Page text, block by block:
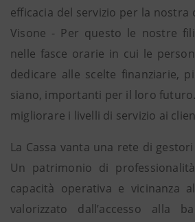
efficacia del servizio per la nostra
Visone - Per questo le nostre
nelle fasce orarie in cui le
dedicare alle scelte finanziarie,
siano, importanti per il loro
migliorare i livelli di servizio ai
La Cassa vanta una rete di
Un patrimonio di
capacità operativa e vicinanza
valorizzato dall’accesso alla